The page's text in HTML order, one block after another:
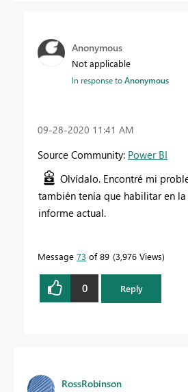
Anonymous
Not applicable
In response toAnonymous
‎09-28-2020 11:41 AM
Source Community: Power BI
Olvídalo. Encontré mi
también tenía que habilitar en
informe actual.
Message 73 of 89 3,976 Views
0 Reply
RossRobinson